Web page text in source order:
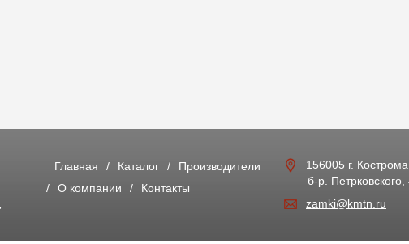
Главная Каталог
Производители
О компании
Контакты
156005 г. Кострома,
б-р. Петрковского,
zamki@kmtn.ru